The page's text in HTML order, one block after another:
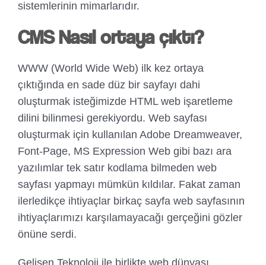
sistemlerinin mimarlarıdır.
CMS Nasıl ortaya çıktı?
WWW (World Wide Web) ilk kez ortaya
çıktığında en sade düz bir sayfayı dahi
oluşturmak isteğimizde HTML web işaretleme
dilini bilinmesi gerekiyordu. Web sayfası
oluşturmak için kullanılan Adobe Dreamweaver,
Font-Page, MS Expression Web gibi bazı ara
yazılımlar tek satır kodlama bilmeden web
sayfası yapmayı mümkün kıldılar. Fakat zaman
ilerledikçe ihtiyaçlar birkaç sayfa web sayfasının
ihtiyaçlarımızı karşılamayacağı gerçeğini gözler
önüne serdi.
Gelişen Teknoloji ile birlikte web dünyası